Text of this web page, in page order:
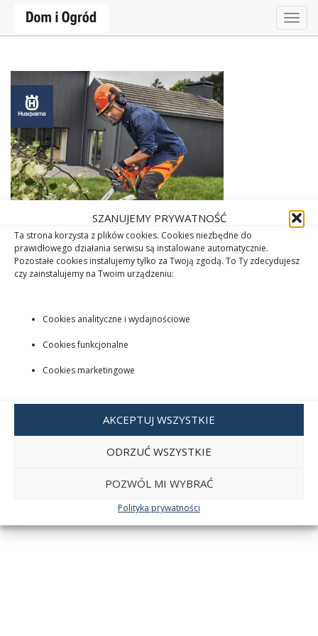
SZANUJEMY PRYWATNOŚĆ
Ta strona korzysta z plików cookies. Cookies niezbędne do
prawidłowego działania serwisu są instalowane automatycznie.
Pozostałe cookies instalujemy tylko za Twoją zgodą. To Ty zdecydujesz
czy zainstalujemy na Twoim urządzeniu:
Cookies analityczne i wydajnościowe
Cookies funkcjonalne
Cookies marketingowe
AKCEPTUJ WSZYSTKIE
ODRZUĆ WSZYSTKIE
POZWÓL MI WYBRAĆ
Polityka prywatności